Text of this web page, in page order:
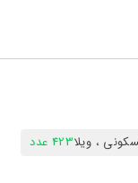
، ویلا423 عدد